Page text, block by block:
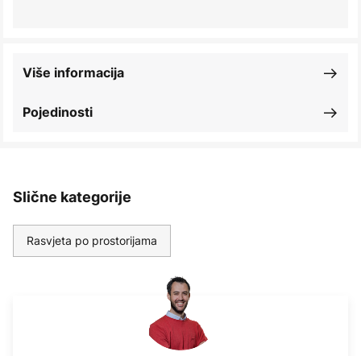
Pojedinosti
Više informacija
Slične kategorije
Rasvjeta po prostorijama